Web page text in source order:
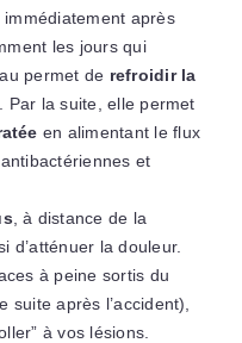
immédiatement après
les jours qui
permet de refroidir la
. Par la suite, elle permet
en alimentant le flux
et
, à distance de la
d’atténuer la douleur.
à peine sortis du
après l’accident),
à vos lésions.